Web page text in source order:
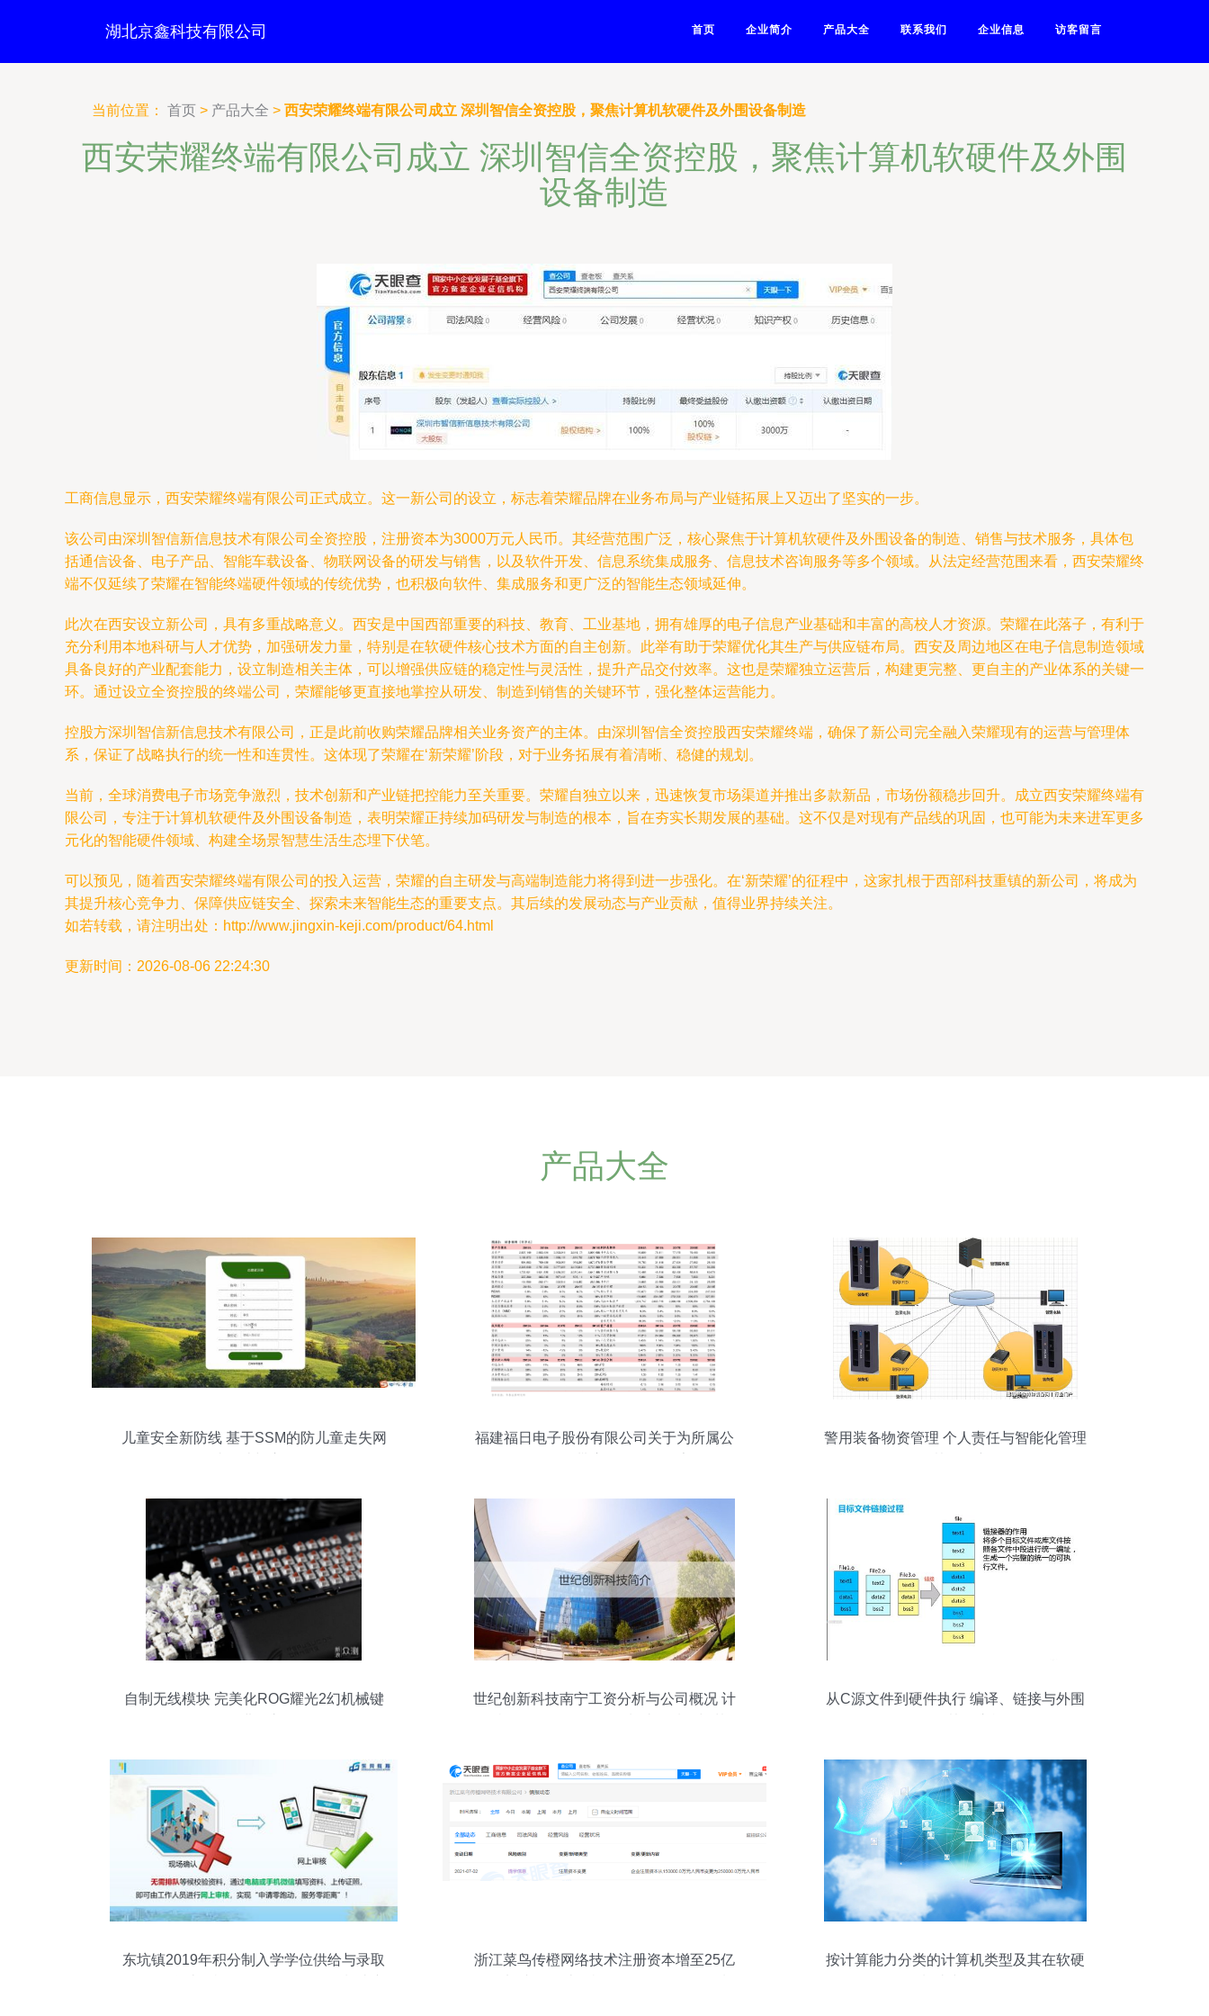
湖北京鑫科技有限公司 首页 企业简介 产品大全 联系我们 企业信息 访客留言
当前位置： 首页 > 产品大全 > 西安荣耀终端有限公司成立 深圳智信全资控股，聚焦计算机软硬件及外围设备制造
西安荣耀终端有限公司成立 深圳智信全资控股，聚焦计算机软硬件及外围
设备制造
工商信息显示，西安荣耀终端有限公司正式成立。这一新公司的设立，标志着荣耀品牌在业务布局与产业链拓展上又迈出了坚实的一步。
该公司由深圳智信新信息技术有限公司全资控股，注册资本为3000万元人民币。其经营范围广泛，核心聚焦于计算机软硬件及外围设备的制造、销售与技术服务，具体包
括通信设备、电子产品、智能车载设备、物联网设备的研发与销售，以及软件开发、信息系统集成服务、信息技术咨询服务等多个领域。从法定经营范围来看，西安荣耀终
端不仅延续了荣耀在智能终端硬件领域的传统优势，也积极向软件、集成服务和更广泛的智能生态领域延伸。
此次在西安设立新公司，具有多重战略意义。西安是中国西部重要的科技、教育、工业基地，拥有雄厚的电子信息产业基础和丰富的高校人才资源。荣耀在此落子，有利于
充分利用本地科研与人才优势，加强研发力量，特别是在软硬件核心技术方面的自主创新。此举有助于荣耀优化其生产与供应链布局。西安及周边地区在电子信息制造领域
具备良好的产业配套能力，设立制造相关主体，可以增强供应链的稳定性与灵活性，提升产品交付效率。这也是荣耀独立运营后，构建更完整、更自主的产业体系的关键一
环。通过设立全资控股的终端公司，荣耀能够更直接地掌控从研发、制造到销售的关键环节，强化整体运营能力。
控股方深圳智信新信息技术有限公司，正是此前收购荣耀品牌相关业务资产的主体。由深圳智信全资控股西安荣耀终端，确保了新公司完全融入荣耀现有的运营与管理体
系，保证了战略执行的统一性和连贯性。这体现了荣耀在‘新荣耀’阶段，对于业务拓展有着清晰、稳健的规划。
当前，全球消费电子市场竞争激烈，技术创新和产业链把控能力至关重要。荣耀自独立以来，迅速恢复市场渠道并推出多款新品，市场份额稳步回升。成立西安荣耀终端有
限公司，专注于计算机软硬件及外围设备制造，表明荣耀正持续加码研发与制造的根本，旨在夯实长期发展的基础。这不仅是对现有产品线的巩固，也可能为未来进军更多
元化的智能硬件领域、构建全场景智慧生活生态埋下伏笔。
可以预见，随着西安荣耀终端有限公司的投入运营，荣耀的自主研发与高端制造能力将得到进一步强化。在‘新荣耀’的征程中，这家扎根于西部科技重镇的新公司，将成为
其提升核心竞争力、保障供应链安全、探索未来智能生态的重要支点。其后续的发展动态与产业贡献，值得业界持续关注。
如若转载，请注明出处：http://www.jingxin-keji.com/product/64.html
更新时间：2026-08-06 22:24:30
产品大全
儿童安全新防线 基于SSM的防儿童走失网
福建福日电子股份有限公司关于为所属公
警用装备物资管理 个人责任与智能化管理
自制无线模块 完美化ROG耀光2幻机械键
世纪创新科技南宁工资分析与公司概况 计
从C源文件到硬件执行 编译、链接与外围
东坑镇2019年积分制入学学位供给与录取
浙江菜鸟传橙网络技术注册资本增至25亿
按计算能力分类的计算机类型及其在软硬